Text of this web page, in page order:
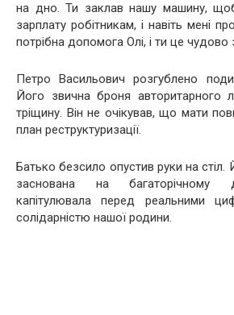
на дно. Ти заклав нашу машину,
зарплату робітникам, і навіть мені
потрібна допомога Олі, і ти це чудово
Петро Васильович розгублено
Його звична броня авторитарного
тріщину. Він не очікував, що мати
план реструктуризації.
Батько безсило опустив руки на стіл.
заснована на багаторічному
капітулювала перед реальними
солідарністю нашої родини.